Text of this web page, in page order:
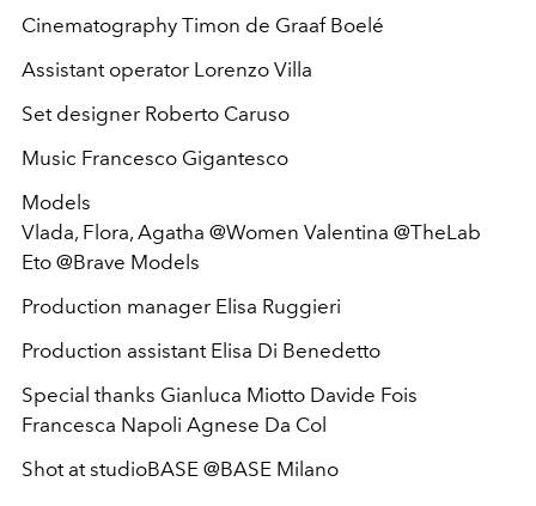
Cinematography Timon de Graaf Boelé
Assistant operator Lorenzo Villa
Set designer Roberto Caruso
Music Francesco Gigantesco
Models
Vlada, Flora, Agatha @Women Valentina @TheLab
Eto @Brave Models
Production manager Elisa Ruggieri
Production assistant Elisa Di Benedetto
Special thanks Gianluca Miotto Davide Fois
Francesca Napoli Agnese Da Col
Shot at studioBASE @BASE Milano